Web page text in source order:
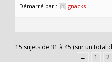
Démarré par : gnacks
15 sujets de 31 à 45 (sur un total
←
1 2